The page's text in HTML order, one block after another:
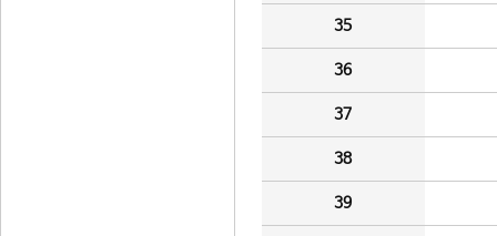
35
36
37
38
39